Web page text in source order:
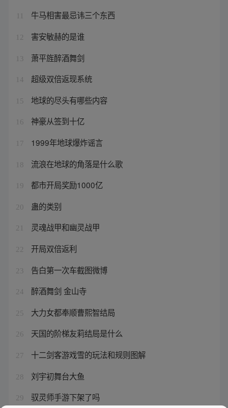
牛马相害最忌讳三个东西
12 害安敏赫的是谁
13 萧平旌醉酒舞剑
14 超级双倍返现系统
15 地球的尽头有哪些内容
16 神豪从签到十亿
17 1999年地球爆炸谣言
18 流浪在地球的角落是什么歌
19 都市开局奖励1000亿
20 蛊的类别
21 灵魂战甲和幽灵战甲
22 开局双倍返利
23 告白第一次车截图微博
24 醉酒舞剑 金山寺
25 大力女都奉顺曹熙智结局
26 天国的阶梯友莉结局是什么
27 十二剑客游戏雪的玩法和规则图解
28 刘宇初舞台大鱼
29 驭灵师手游下架了吗